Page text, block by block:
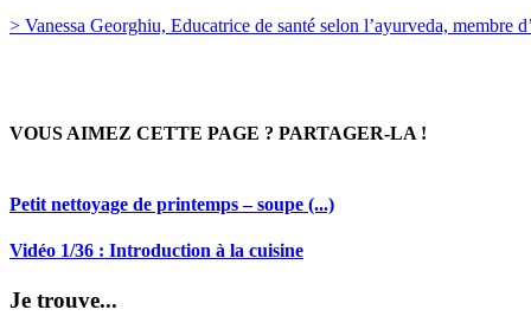
> Vanessa Georghiu, Educatrice de santé selon l’ayurveda, membre
VOUS AIMEZ CETTE PAGE ? PARTAGER-LA !
Petit nettoyage de printemps – soupe (...)
Vidéo 1/36 : Introduction à la cuisine
Je trouve...